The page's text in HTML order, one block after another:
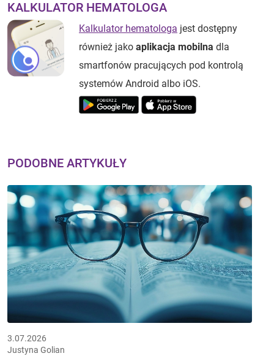
KALKULATOR HEMATOLOGA
Kalkulator hematologa jest dostępny
również jako aplikacja mobilna dla
smartfonów pracujących pod kontrolą
systemów Android albo iOS.
PODOBNE ARTYKUŁY
3.07.2026
Justyna Golian